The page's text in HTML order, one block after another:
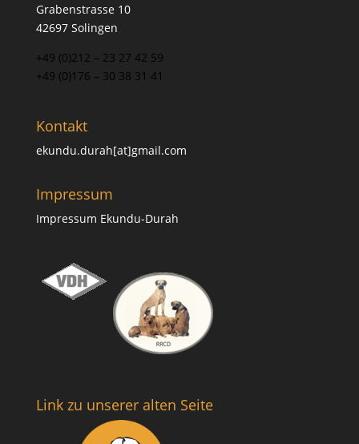
Grabenstrasse 10
42697 Solingen
+49 (0)212 – 23 27 42 59
+49 (0)176 – 30 38 31 41
Kontakt
ekundu.durah[at]gmail.com
Impressum
Impressum Ekundu-Durah
Link zu unserer alten Seite